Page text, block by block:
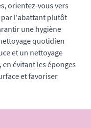
orientez-vous vers
par l'abattant plutôt
une hygiène
quotidien
et un nettoyage
évitant les éponges
et favoriser